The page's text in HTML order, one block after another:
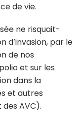
de vie.
ne risquait-
d’invasion, par le
de nos
et sur les
dans la
et autres
AVC).